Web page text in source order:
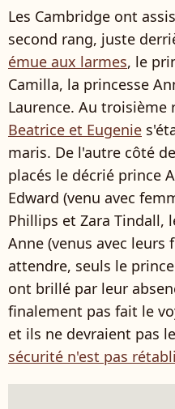
Les Cambridge ont
second rang, juste
émue aux larmes, le
Camilla, la princesse
Laurence. Au troisième
Beatrice et Eugenie
maris. De l'autre côté
placés le décrié prince
Edward (venu avec
Phillips et Zara Tindall,
Anne (venus avec
attendre, seuls le
ont brillé par leur
finalement pas fait le
et ils ne devraient pas
sécurité n'est pas